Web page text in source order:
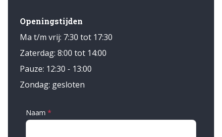
Openingstijden
Ma t/m vrij: 7:30 tot 17:30
Zaterdag: 8:00 tot 14:00
Pauze: 12:30 - 13:00
Zondag: gesloten
Naam